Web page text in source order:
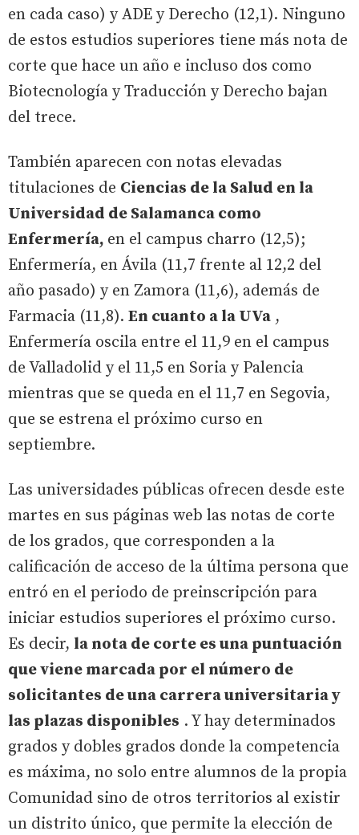
en cada caso) y ADE y Derecho (12,1). Ninguno
de estos estudios superiores tiene más nota de
corte que hace un año e incluso dos como
Biotecnología y Traducción y Derecho bajan
del trece.
También aparecen con notas elevadas
titulaciones de Ciencias de la Salud en la
Universidad de Salamanca como
Enfermería, en el campus charro (12,5);
Enfermería, en Ávila (11,7 frente al 12,2 del
año pasado) y en Zamora (11,6), además de
Farmacia (11,8). En cuanto a la UVa ,
Enfermería oscila entre el 11,9 en el campus
de Valladolid y el 11,5 en Soria y Palencia
mientras que se queda en el 11,7 en Segovia,
que se estrena el próximo curso en
septiembre.
Las universidades públicas ofrecen desde este
martes en sus páginas web las notas de corte
de los grados, que corresponden a la
calificación de acceso de la última persona que
entró en el periodo de preinscripción para
iniciar estudios superiores el próximo curso.
Es decir, la nota de corte es una puntuación
que viene marcada por el número de
solicitantes de una carrera universitaria y
las plazas disponibles . Y hay determinados
grados y dobles grados donde la competencia
es máxima, no solo entre alumnos de la propia
Comunidad sino de otros territorios al existir
un distrito único, que permite la elección de